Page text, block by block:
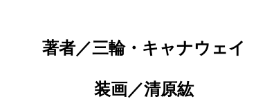
著者／三輪・キャナウェイ
装画／清原紘